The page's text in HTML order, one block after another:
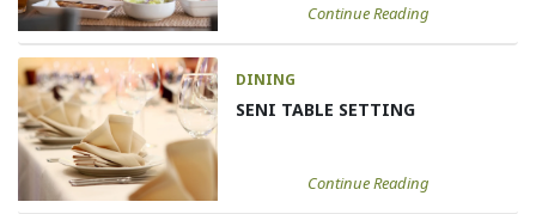
Continue Reading
DINING
SENI TABLE SETTING
Continue Reading